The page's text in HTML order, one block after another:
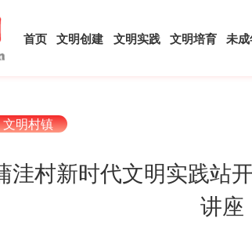
首页 文明创建 文明实践 文明培育 未成
文明村镇
村新时代文明实践站
讲座